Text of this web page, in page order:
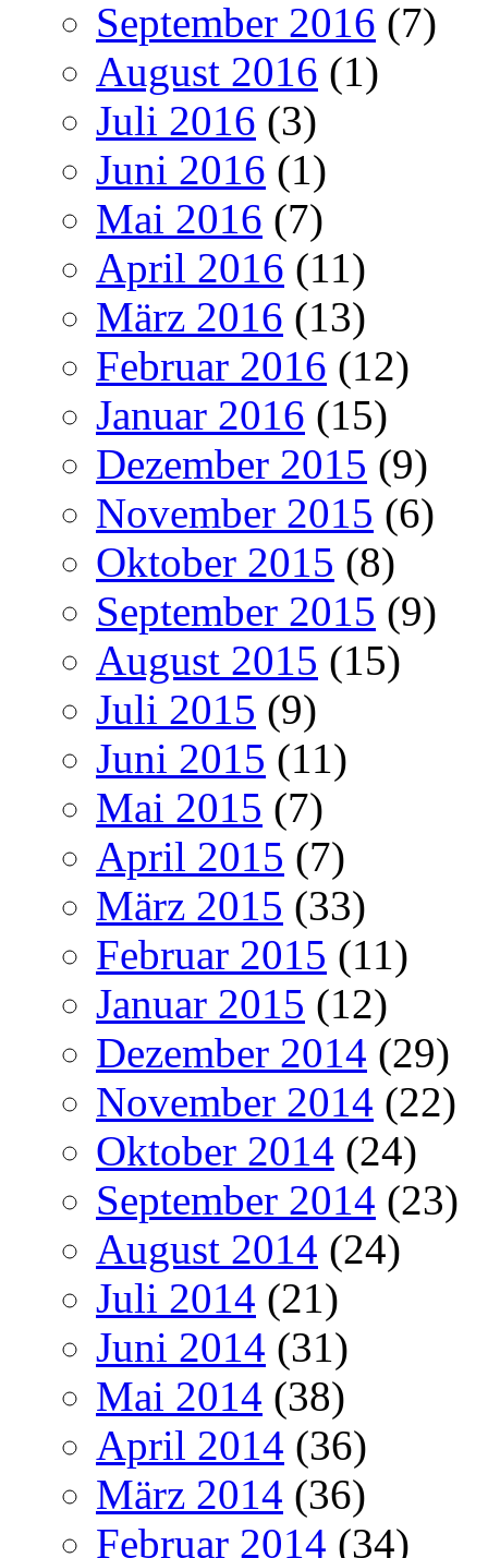
September 2016 (7)
August 2016 (1)
Juli 2016 (3)
Juni 2016 (1)
Mai 2016 (7)
April 2016 (11)
März 2016 (13)
Februar 2016 (12)
Januar 2016 (15)
Dezember 2015 (9)
November 2015 (6)
Oktober 2015 (8)
September 2015 (9)
August 2015 (15)
Juli 2015 (9)
Juni 2015 (11)
Mai 2015 (7)
April 2015 (7)
März 2015 (33)
Februar 2015 (11)
Januar 2015 (12)
Dezember 2014 (29)
November 2014 (22)
Oktober 2014 (24)
September 2014 (23)
August 2014 (24)
Juli 2014 (21)
Juni 2014 (31)
Mai 2014 (38)
April 2014 (36)
März 2014 (36)
Februar 2014 (34)